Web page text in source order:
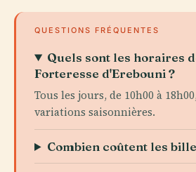
QUESTIONS FRÉQUENTES
Quels sont les horaires
Forteresse d'Erebouni ?
Tous les jours, de 10h00 à
variations saisonnières.
Combien coûtent les